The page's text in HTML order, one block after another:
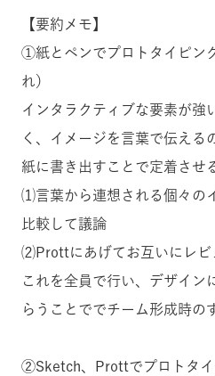
【要約メモ】
①紙とペンでプロトタイピン
れ）
インタラクティブな要素が強
く、イメージを言葉で伝える
紙に書き出すことで定着させ
⑴言葉から連想される個々の
比較して議論
⑵Prottにあげてお互いにレビ
これを全員で行い、デザイン
らうことででチーム形成時の
②Sketch、Prottでプロトタイ